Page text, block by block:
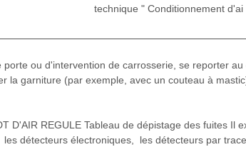
technique " Conditionnement d'ai
porte ou d'intervention de carrosserie, se reporter au
la garniture (par exemple, avec un couteau à
D'AIR REGULE Tableau de dépistage des fuites Il
détecteurs électroniques, les détecteurs par